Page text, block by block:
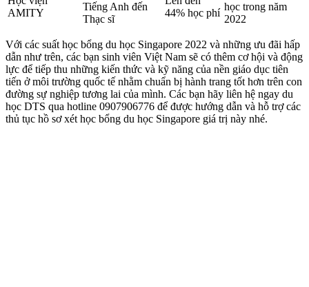
AMITY
Tiếng Anh đến
Thạc sĩ
44% học phí
học trong năm
2022
Với các suất học bổng du học Singapore 2022 và những ưu đãi hấp
dẫn như trên, các bạn sinh viên Việt Nam sẽ có thêm cơ hội và động
lực để tiếp thu những kiến thức và kỹ năng của nền giáo dục tiên
tiến ở môi trường quốc tế nhằm chuẩn bị hành trang tốt hơn trên con
đường sự nghiệp tương lai của mình. Các bạn hãy liên hệ ngay du
học DTS qua hotline 0907906776 để được hướng dẫn và hỗ trợ các
thủ tục hồ sơ xét học bổng du học Singapore giá trị này nhé.